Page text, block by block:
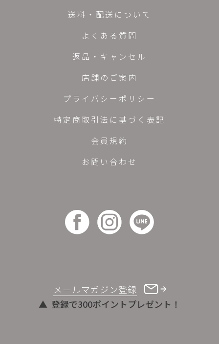
メールマガジン登録
登録で300ポイントプレゼント！
送料・配送について
よくある質問
返品・キャンセル
店舗のご案内
プライバシーポリシー
特定商取引法に基づく表記
会員規約
お問い合わせ